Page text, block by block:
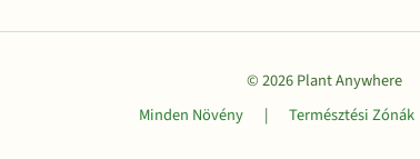
© 2026 Plant Anywhere
Minden Növény
| Természtési Zónák